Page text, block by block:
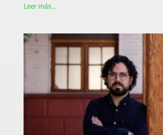
Leer más...